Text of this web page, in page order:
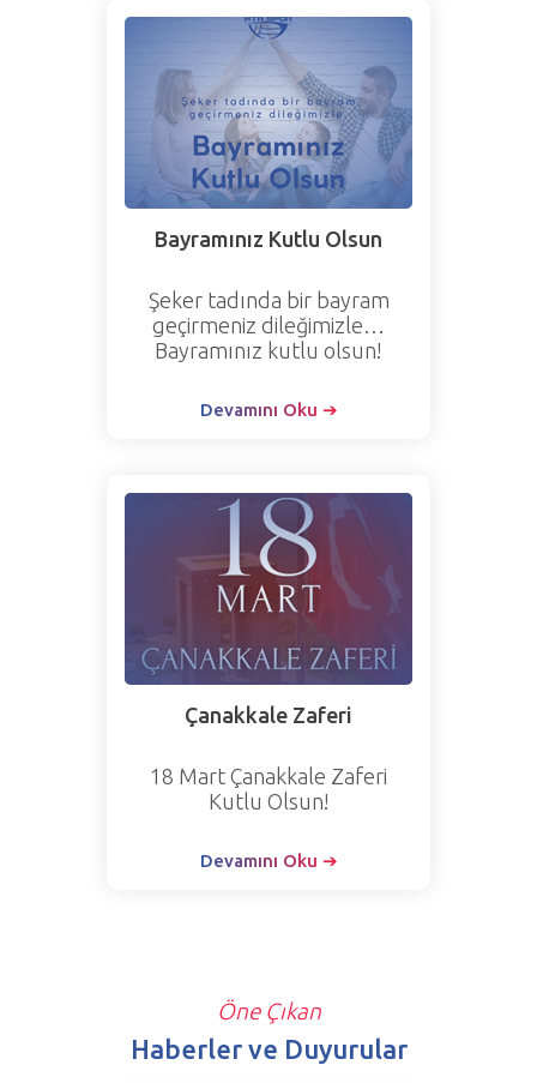
Bayramınız Kutlu Olsun
Şeker tadında bir bayram
geçirmeniz dileğimizle…
Bayramınız kutlu olsun!
Devamını Oku ➔
Çanakkale Zaferi
18 Mart Çanakkale Zaferi
Kutlu Olsun!
Devamını Oku ➔
Öne Çıkan
Haberler ve Duyurular